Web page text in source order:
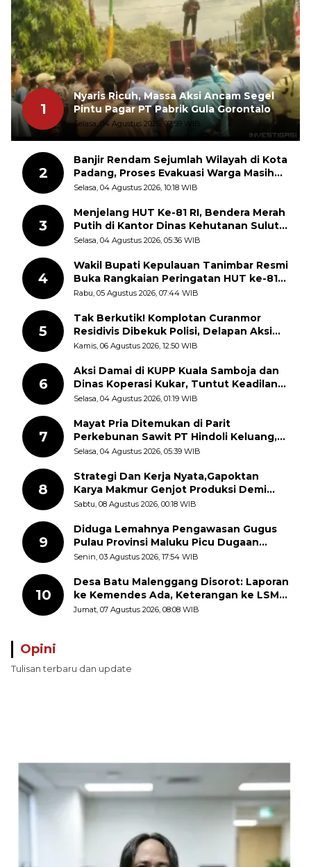
1
Nyaris Ricuh, Massa Aksi Ancam Segel
Pintu Pagar PT Pabrik Gula Gorontalo
Selasa, 04 Agustus 2026, 07:59 WIB
2
Banjir Rendam Sejumlah Wilayah di Kota
Padang, Proses Evakuasi Warga Masih
Berlangsung
Selasa, 04 Agustus 2026, 10:18 WIB
3
Menjelang HUT Ke-81 RI, Bendera Merah
Putih di Kantor Dinas Kehutanan Sulut
Disorot Warga
Selasa, 04 Agustus 2026, 05:36 WIB
4
Wakil Bupati Kepulauan Tanimbar Resmi
Buka Rangkaian Peringatan HUT ke-81
Kemerdekaan RI, ASN Diajak Perkuat
Rabu, 05 Agustus 2026, 07:44 WIB
5
Tak Berkutik! Komplotan Curanmor
Residivis Dibekuk Polisi, Delapan Aksi
Curanmor Di Candipuro Terungkap
Kamis, 06 Agustus 2026, 12:50 WIB
6
Aksi Damai di KUPP Kuala Samboja dan
Dinas Koperasi Kukar, Tuntut Keadilan
dan Kesempatan Kerja yang Adil
Selasa, 04 Agustus 2026, 01:19 WIB
7
Mayat Pria Ditemukan di Parit
Perkebunan Sawit PT Hindoli Keluang,
Polisi Selidiki Penyebab Kematian
Selasa, 04 Agustus 2026, 05:39 WIB
8
Strategi Dan Kerja Nyata,Gapoktan
Karya Makmur Genjot Produksi Demi
Swasembada Pangan
Sabtu, 08 Agustus 2026, 00:18 WIB
9
Diduga Lemahnya Pengawasan Gugus
Pulau Provinsi Maluku Picu Dugaan
Pungli terhadap Nelayan Bale-Bale di
Senin, 03 Agustus 2026, 17:54 WIB
10
Desa Batu Malenggang Disorot: Laporan
ke Kemendes Ada, Keterangan ke LSM
GMAS Berbeda
Jumat, 07 Agustus 2026, 08:08 WIB
Opini
Tulisan terbaru dan update